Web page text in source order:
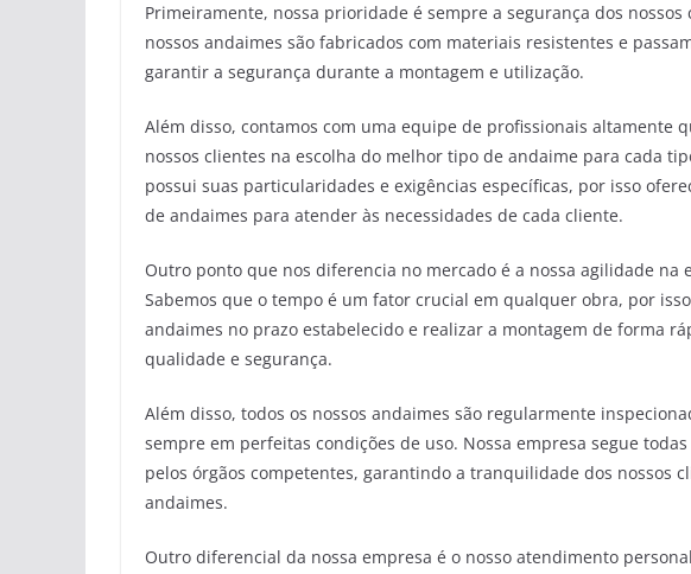
Primeiramente, nossa prioridade é sempre a segurança dos nossos
nossos andaimes são fabricados com materiais resistentes e
garantir a segurança durante a montagem e utilização.
Além disso, contamos com uma equipe de profissionais altamente
nossos clientes na escolha do melhor tipo de andaime para cada
possui suas particularidades e exigências específicas, por isso
de andaimes para atender às necessidades de cada cliente.
Outro ponto que nos diferencia no mercado é a nossa agilidade na
Sabemos que o tempo é um fator crucial em qualquer obra, por
andaimes no prazo estabelecido e realizar a montagem de forma
qualidade e segurança.
Além disso, todos os nossos andaimes são regularmente
sempre em perfeitas condições de uso. Nossa empresa segue
pelos órgãos competentes, garantindo a tranquilidade dos nossos
andaimes.
Outro diferencial da nossa empresa é o nosso atendimento